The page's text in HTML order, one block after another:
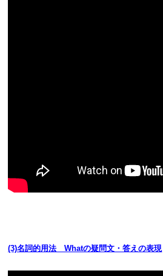
(3)名詞的用法 Whatの疑問文・答えの表現